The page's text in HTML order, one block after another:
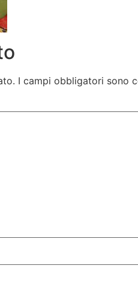
I campi obbligatori sono